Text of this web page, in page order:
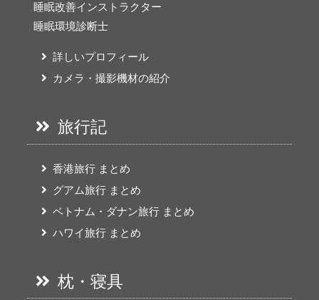
睡眠改善インストラクター
睡眠環境診断士
詳しいプロフィール
カメラ・撮影機材の紹介
旅行記
香港旅行 まとめ
グアム旅行 まとめ
ベトナム・ダナン旅行 まとめ
ハワイ旅行 まとめ
枕・寝具